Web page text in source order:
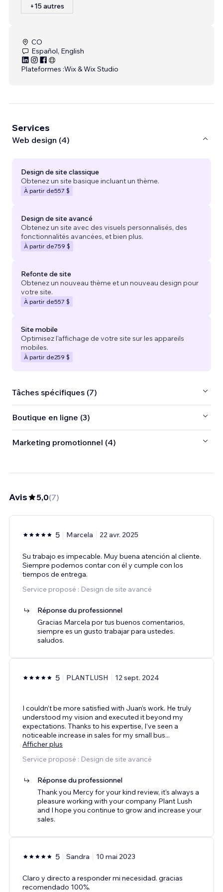
+15 autres
CO
Español, English
Plateformes :Wix & Wix Studio
Services
Web design (4)
Design de site classique
Obtenez un site basique incluant un thème.
À partir de557 $
Design de site avancé
Obtenez un site avec des visuels personnalisés, des
fonctionnalités avancées, et bien plus.
À partir de759 $
Refonte de site
Obtenez un nouveau thème et un nouveau design pour
votre site.
À partir de557 $
Site mobile
Optimisez l'affichage de votre site sur les appareils
mobiles.
À partir de259 $
Tâches spécifiques (7)
Boutique en ligne (3)
Marketing promotionnel (4)
Avis 5,0(7)
5 Marcela 22 avr. 2025
Su trabajo es impecable. Muy buena atención al cliente.
Siempre podemos contar con él y cumple con los
tiempos de entrega.
Service proposé : Design de site avancé
Réponse du professionnel
Gracias Marcela por tus buenos comentarios,
siempre es un gusto trabajar para ustedes.
saludos.
5 PLANTLUSH 12 sept. 2024
I couldn’t be more satisfied with Juan’s work. He truly
understood my vision and executed it beyond my
expectations. Thanks to his expertise, I’ve seen a
noticeable increase in sales for my small bus...
Afficher plus
Service proposé : Design de site avancé
Réponse du professionnel
Thank you Mercy for your kind review, it's always a
pleasure working with your company Plant Lush
and I hope you continue to grow and increase your
sales.
5 Sandra 10 mai 2023
Claro y directo a responder mi necesidad. gracias
recomendado 100%.